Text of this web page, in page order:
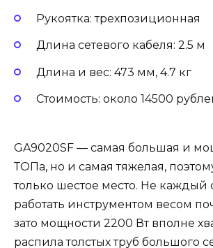
Рукоятка: трехпозиционная
Длина сетевого кабеля: 2.5 м
Длина и вес: 473 мм, 4.7 кг
Стоимость: около 14500
GA9020SF — самая большая и
ТОПа, но и самая тяжелая,
только шестое место. Не каждый
работать инструментом весом
зато мощности 2200 Вт вполне
распила толстых труб большого